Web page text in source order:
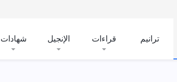
ترانيم قراءات الإنجيل شهادات